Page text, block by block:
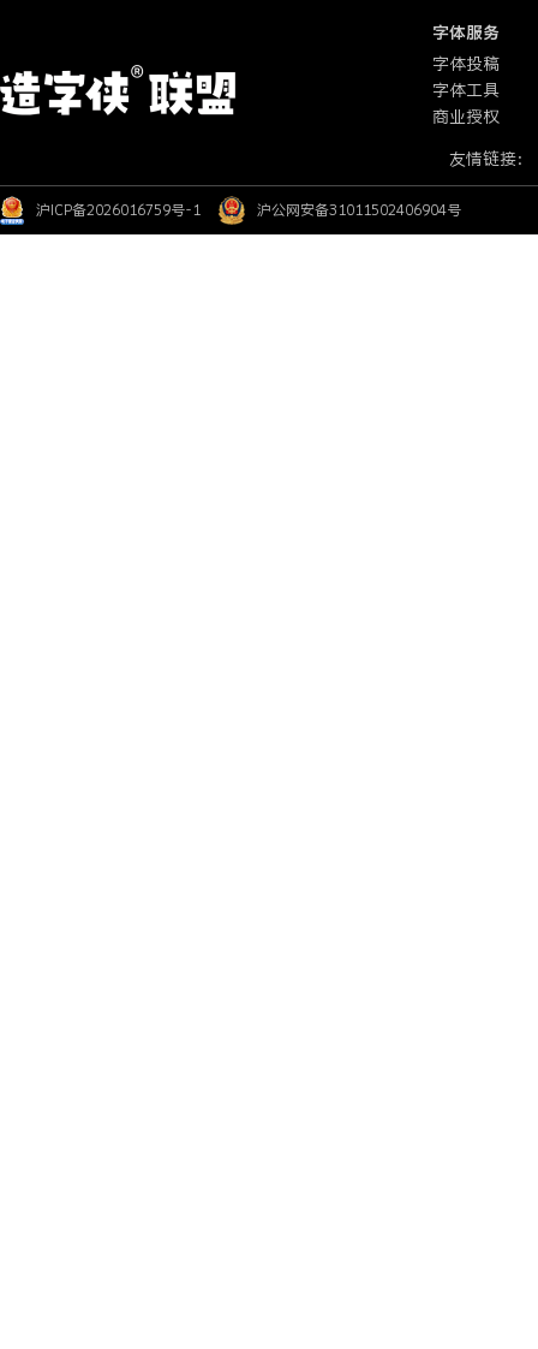
字体服务
字体投稿
字体工具
商业授权
友情链接：
沪ICP备2026016759号-1 沪公网安备31011502406904号